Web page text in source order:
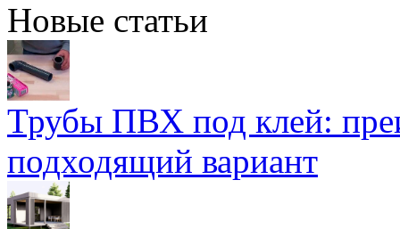
Новые статьи
Трубы ПВХ под клей:
подходящий вариант